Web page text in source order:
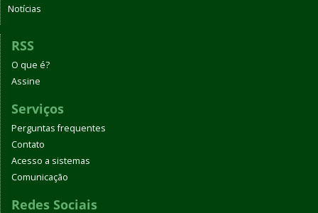
Notícias
RSS
O que é?
Assine
Serviços
Perguntas frequentes
Contato
Acesso a sistemas
Comunicação
Redes Sociais